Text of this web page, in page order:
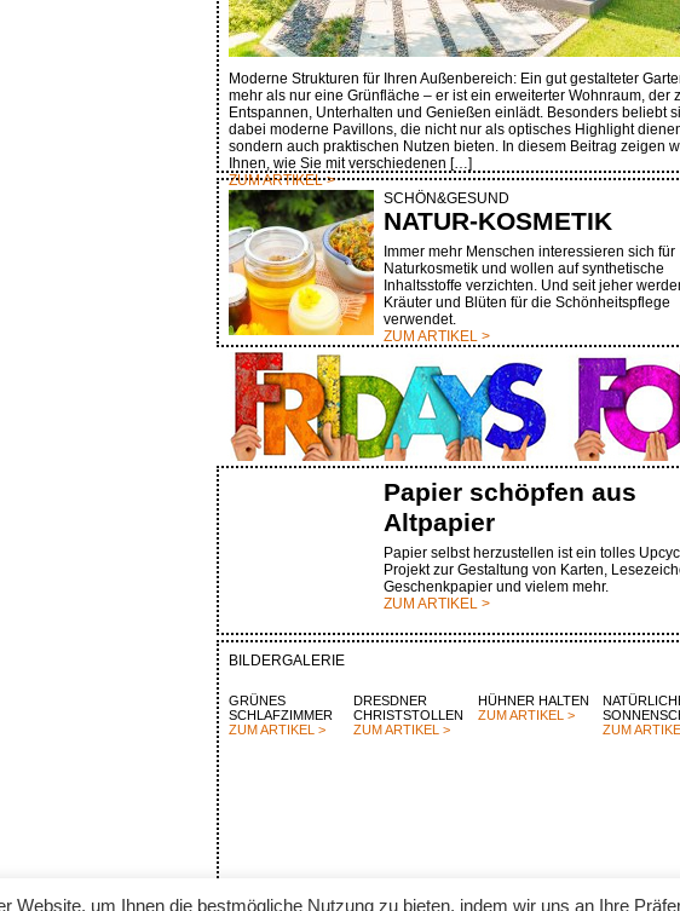
Moderne Strukturen für Ihren Außenbereich: Ein gut gestalteter
mehr als nur eine Grünfläche – er ist ein erweiterter Wohnraum, der
Entspannen, Unterhalten und Genießen einlädt. Besonders beliebt
dabei moderne Pavillons, die nicht nur als optisches Highlight
sondern auch praktischen Nutzen bieten. In diesem Beitrag zeigen
Ihnen, wie Sie mit verschiedenen […]
ZUM ARTIKEL >
SCHÖN&GESUND
NATUR-KOSMETIK
Immer mehr Menschen interessieren sich für
Naturkosmetik und wollen auf synthetische
Inhaltsstoffe verzichten. Und seit jeher
Kräuter und Blüten für die Schönheitspflege
verwendet.
ZUM ARTIKEL >
Papier schöpfen aus
Altpapier
Papier selbst herzustellen ist ein tolles
Projekt zur Gestaltung von Karten,
Geschenkpapier und vielem mehr.
ZUM ARTIKEL >
BILDERGALERIE
GRÜNES
SCHLAFZIMMER
ZUM ARTIKEL >
DRESDNER
CHRISTSTOLLEN
ZUM ARTIKEL >
HÜHNER HALTEN
ZUM ARTIKEL >
ZUM
Website, um Ihnen die bestmögliche Nutzung zu bieten, indem wir uns an Ihre